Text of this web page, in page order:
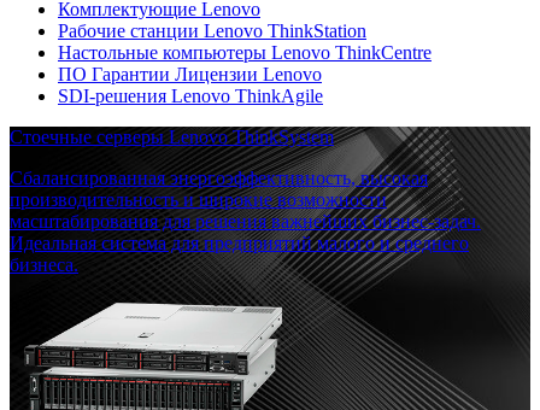
Комплектующие Lenovo
Рабочие станции Lenovo ThinkStation
Настольные компьютеры Lenovo ThinkCentre
ПО Гарантии Лицензии Lenovo
SDI-решения Lenovo ThinkAgile
Стоечные серверы Lenovo ThinkSystem
Сбалансированная энергоэффективность, высокая
производительность и широкие возможности
масштабирования для решения важнейших бизнес-задач.
Идеальная система для предприятий малого и среднего
бизнеса.